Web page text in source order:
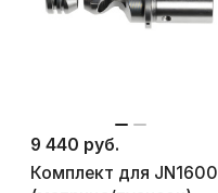
9 440 руб.
Комплект для JN1600